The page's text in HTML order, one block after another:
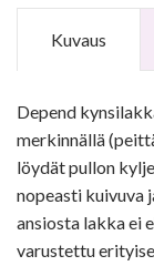
Kuvaus
Depend
merkinnällä
löydät pullon
nopeasti kuivuva
ansiosta lakka ei
varustettu